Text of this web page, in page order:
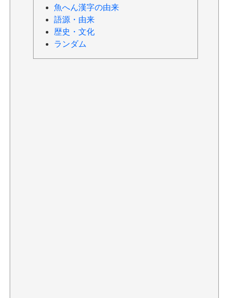
魚へん漢字の由来
語源・由来
歴史・文化
ランダム